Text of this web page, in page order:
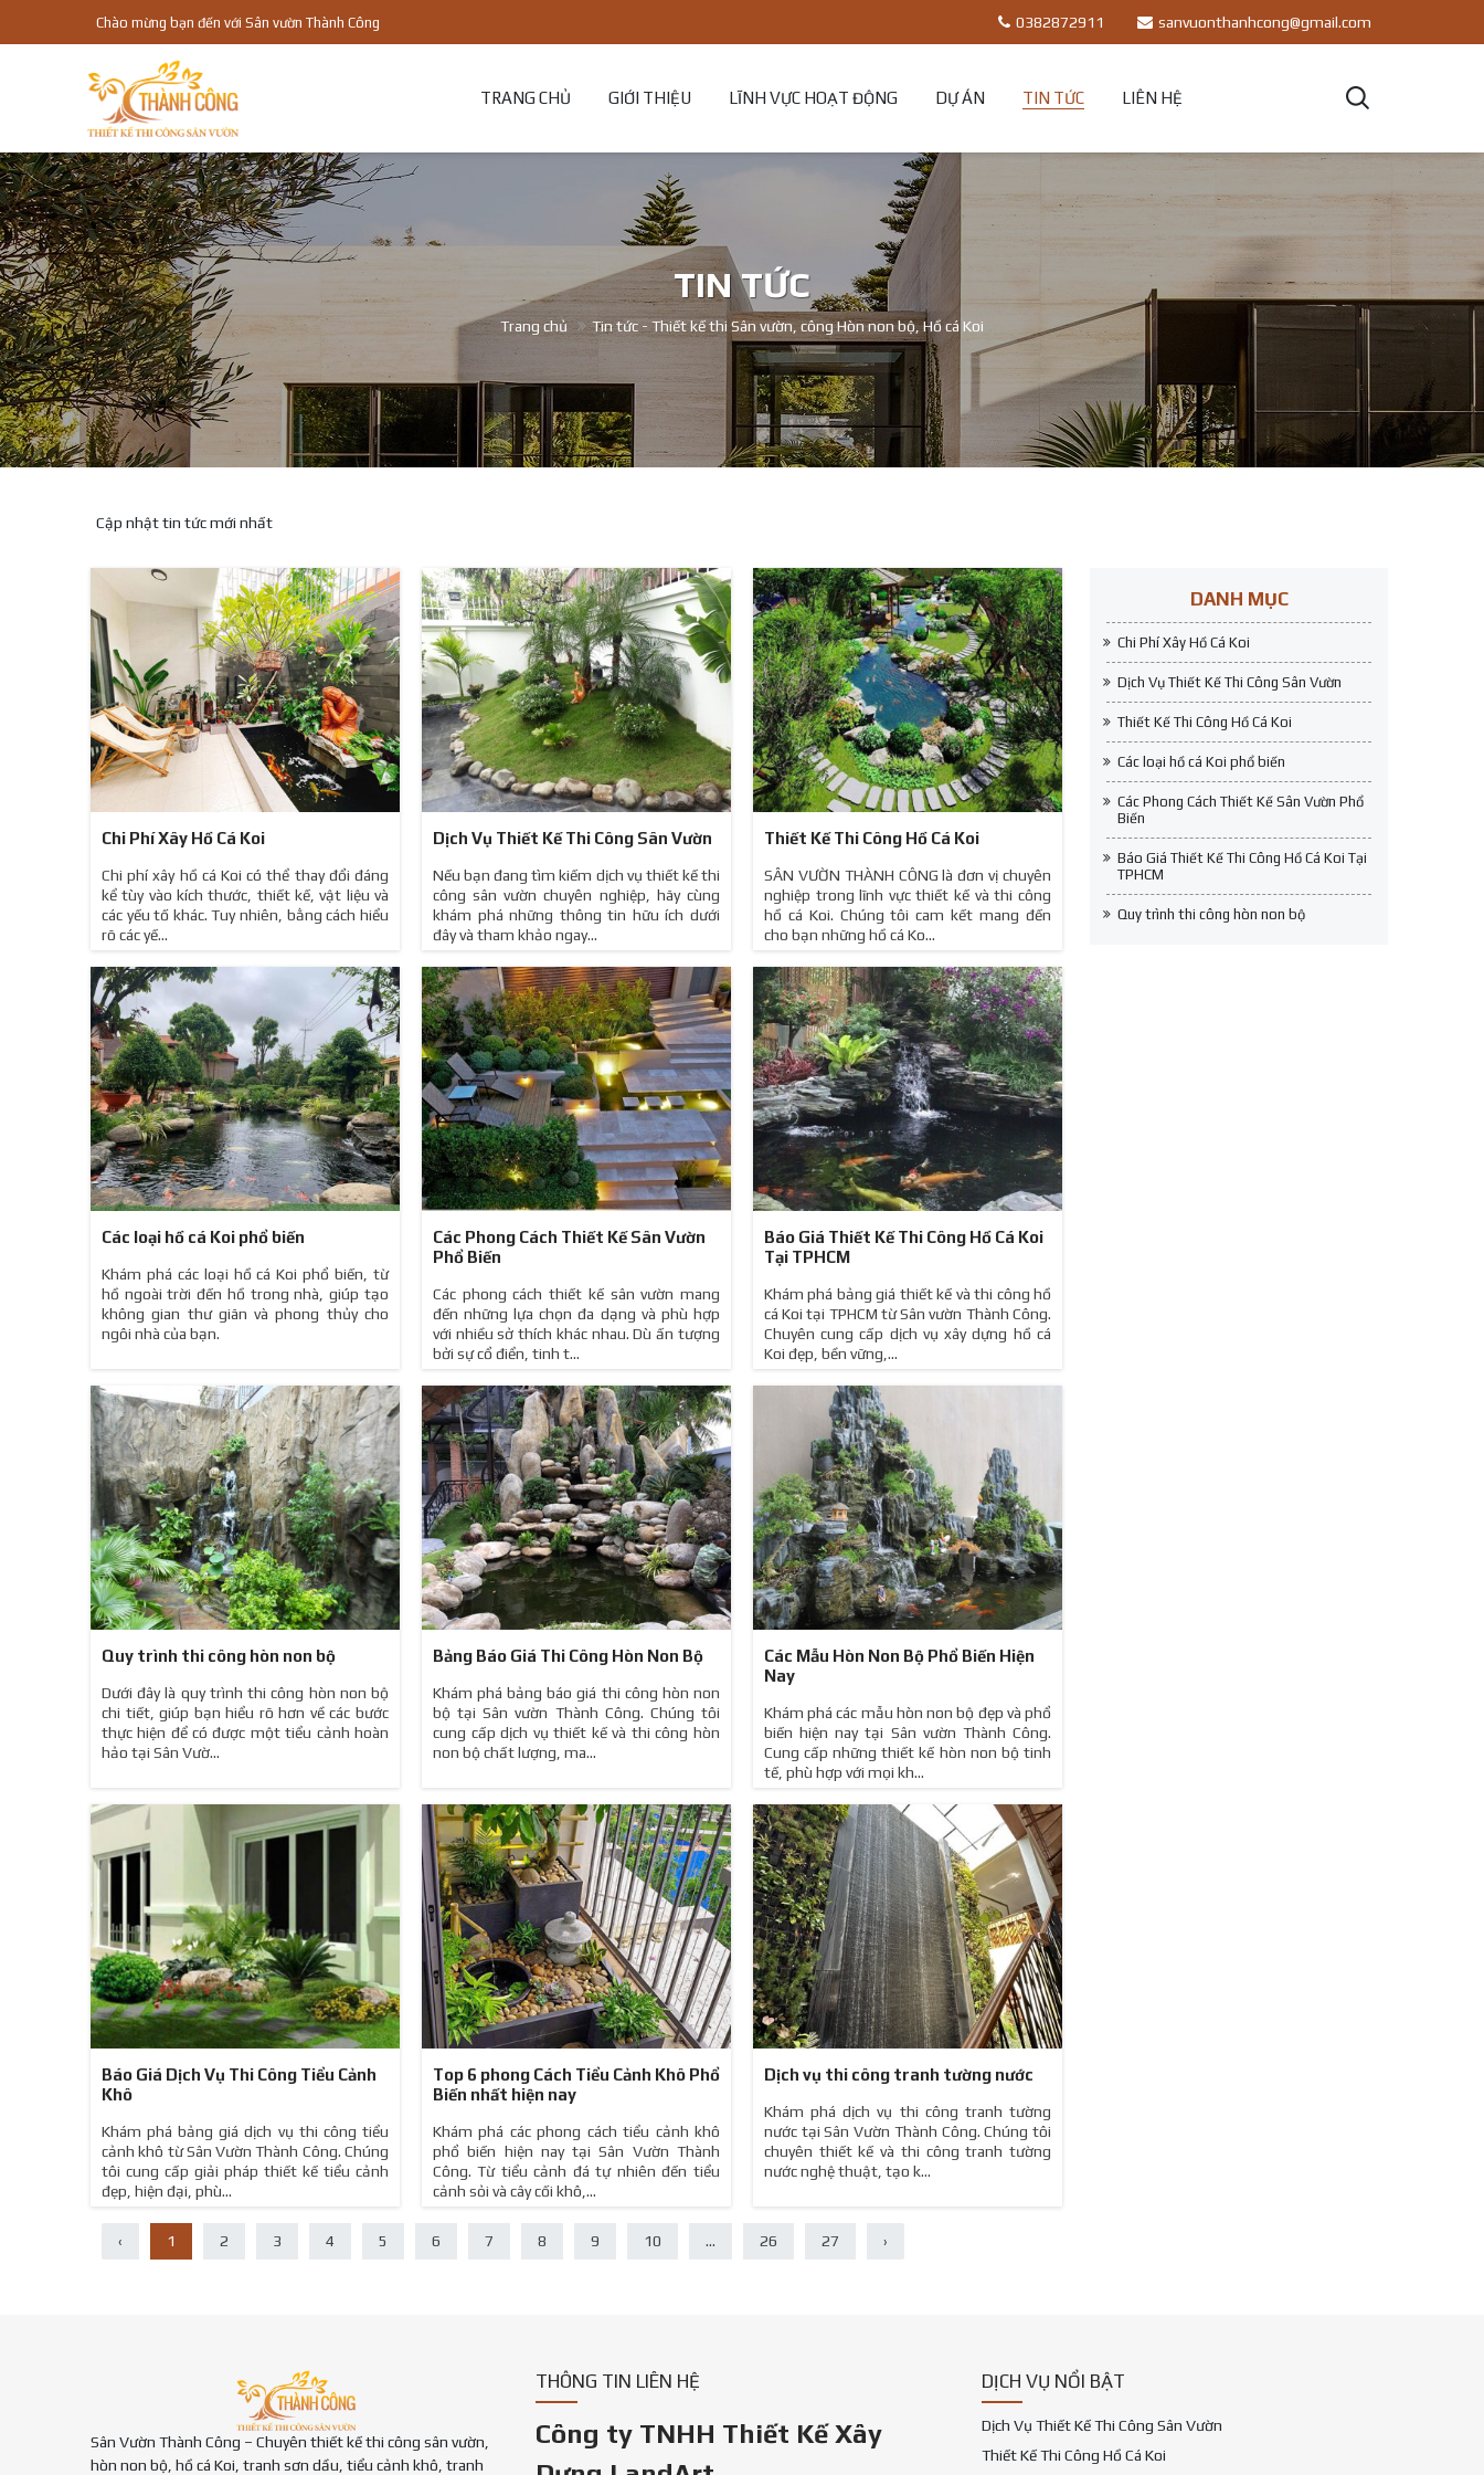
Chào mừng bạn đến với Sân vườn Thành Công 0382872911 sanvuonthanhcong@gmail.com
TRANG CHỦ GIỚI THIỆU LĨNH VỰC HOẠT ĐỘNG DỰ ÁN TIN TỨC LIÊN HỆ
TIN TỨC
Trang chủ Tin tức - Thiết kế thi Sân vườn, công Hòn non bộ, Hồ cá Koi
Cập nhật tin tức mới nhất
Chi Phí Xây Hồ Cá Koi
Chi phí xây hồ cá Koi có thể thay đổi đáng
kể tùy vào kích thước, thiết kế, vật liệu và
các yếu tố khác. Tuy nhiên, bằng cách hiểu
rõ các yế...
Dịch Vụ Thiết Kế Thi Công Sân Vườn
Nếu bạn đang tìm kiếm dịch vụ thiết kế thi
công sân vườn chuyên nghiệp, hãy cùng
khám phá những thông tin hữu ích dưới
đây và tham khảo ngay...
Thiết Kế Thi Công Hồ Cá Koi
SÂN VƯỜN THÀNH CÔNG là đơn vị chuyên
nghiệp trong lĩnh vực thiết kế và thi công
hồ cá Koi. Chúng tôi cam kết mang đến
cho bạn những hồ cá Ko...
Các loại hồ cá Koi phổ biến
Khám phá các loại hồ cá Koi phổ biến, từ
hồ ngoài trời đến hồ trong nhà, giúp tạo
không gian thư giãn và phong thủy cho
ngôi nhà của bạn.
Các Phong Cách Thiết Kế Sân Vườn
Phổ Biến
Các phong cách thiết kế sân vườn mang
đến những lựa chọn đa dạng và phù hợp
với nhiều sở thích khác nhau. Dù ấn tượng
bởi sự cổ điển, tinh t...
Báo Giá Thiết Kế Thi Công Hồ Cá Koi
Tại TPHCM
Khám phá bảng giá thiết kế và thi công hồ
cá Koi tại TPHCM từ Sân vườn Thành Công.
Chuyên cung cấp dịch vụ xây dựng hồ cá
Koi đẹp, bền vững,...
Quy trình thi công hòn non bộ
Dưới đây là quy trình thi công hòn non bộ
chi tiết, giúp bạn hiểu rõ hơn về các bước
thực hiện để có được một tiểu cảnh hoàn
hảo tại Sân Vườ...
Bảng Báo Giá Thi Công Hòn Non Bộ
Khám phá bảng báo giá thi công hòn non
bộ tại Sân vườn Thành Công. Chúng tôi
cung cấp dịch vụ thiết kế và thi công hòn
non bộ chất lượng, ma...
Các Mẫu Hòn Non Bộ Phổ Biến Hiện
Nay
Khám phá các mẫu hòn non bộ đẹp và phổ
biến hiện nay tại Sân vườn Thành Công.
Cung cấp những thiết kế hòn non bộ tinh
tế, phù hợp với mọi kh...
Báo Giá Dịch Vụ Thi Công Tiểu Cảnh
Khô
Khám phá bảng giá dịch vụ thi công tiểu
cảnh khô từ Sân Vườn Thành Công. Chúng
tôi cung cấp giải pháp thiết kế tiểu cảnh
đẹp, hiện đại, phù...
Top 6 phong Cách Tiểu Cảnh Khô Phổ
Biến nhất hiện nay
Khám phá các phong cách tiểu cảnh khô
phổ biến hiện nay tại Sân Vườn Thành
Công. Từ tiểu cảnh đá tự nhiên đến tiểu
cảnh sỏi và cây cối khô,...
Dịch vụ thi công tranh tường nước
Khám phá dịch vụ thi công tranh tường
nước tại Sân Vườn Thành Công. Chúng tôi
chuyên thiết kế và thi công tranh tường
nước nghệ thuật, tạo k...
‹ 1 2 3 4 5 6 7 8 9 10 ... 26 27 ›
DANH MỤC
Chi Phí Xây Hồ Cá Koi
Dịch Vụ Thiết Kế Thi Công Sân Vườn
Thiết Kế Thi Công Hồ Cá Koi
Các loại hồ cá Koi phổ biến
Các Phong Cách Thiết Kế Sân Vườn Phổ
Biến
Báo Giá Thiết Kế Thi Công Hồ Cá Koi Tại
TPHCM
Quy trình thi công hòn non bộ
Sân Vườn Thành Công – Chuyên thiết kế thi công sân vườn,
hòn non bộ, hồ cá Koi, tranh sơn dầu, tiểu cảnh khô, tranh
THÔNG TIN LIÊN HỆ
Công ty TNHH Thiết Kế Xây
DỊCH VỤ NỔI BẬT
Dịch Vụ Thiết Kế Thi Công Sân Vườn
Thiết Kế Thi Công Hồ Cá Koi